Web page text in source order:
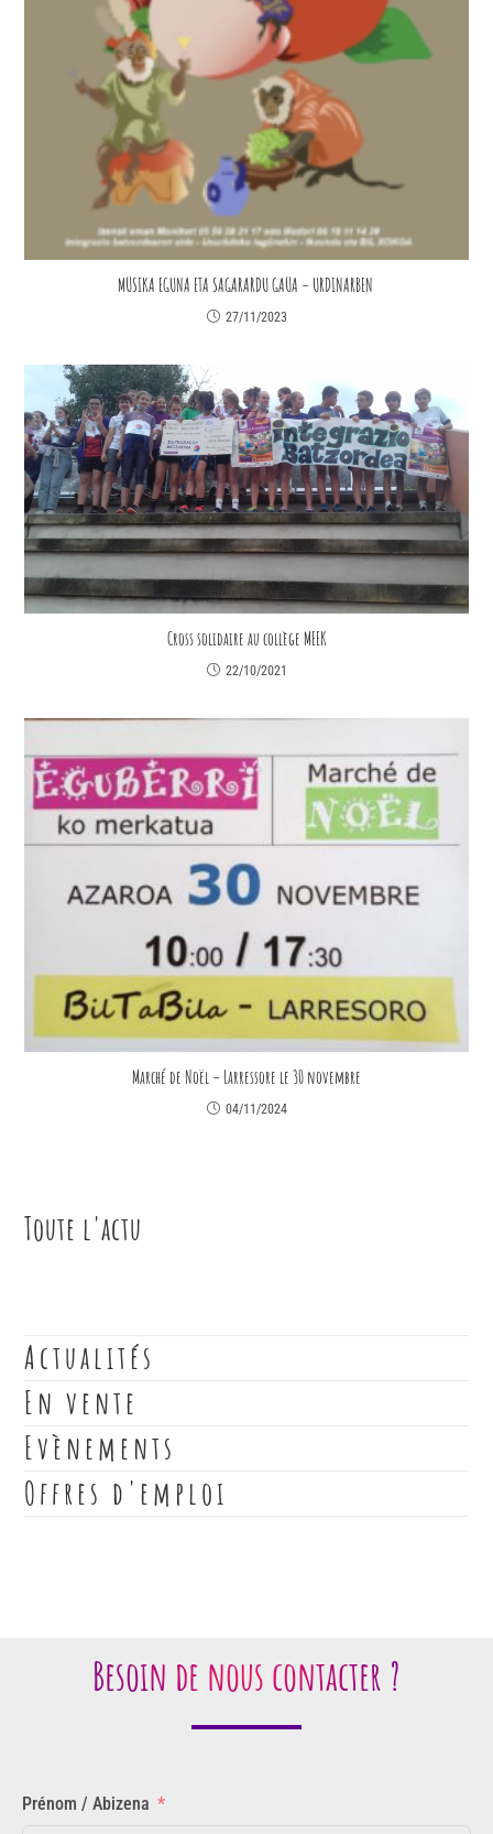
MÜSIKA EGUNA ETA SAGARARDU GAÜA – URDINARBEN
27/11/2023
Cross solidaire au collège MEEK
22/10/2021
Marché de Noël – Larressore le 30 novembre
04/11/2024
Toute l'actu
Actualités
En vente
Evènements
Offres d'emploi
Besoin de nous contacter ?
Prénom / Abizena